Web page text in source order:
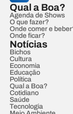
Qual a Boa?
Agenda de Shows
O que fazer?
Onde comer e
Onde ficar?
Notícias
Bichos
Cultura
Economia
Educação
Política
Qual a Boa?
Cotidiano
Saúde
Tecnologia